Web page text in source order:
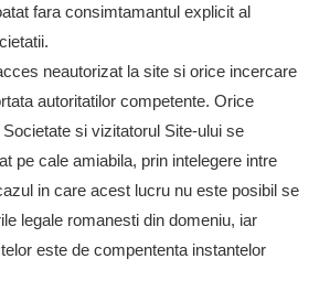
fara consimtamantul explicit al
neautorizat la site si orice incercare
autoritatilor competente. Orice
si vizitatorul Site-ului se
pe cale amiabila, prin intelegere intre
in care acest lucru nu este posibil se
legale romanesti din domeniu, iar
este de compententa instantelor